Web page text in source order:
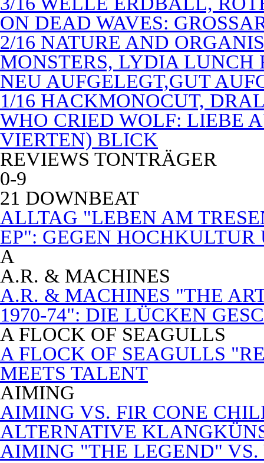
ON DEAD WAVES:
2/16 NATURE AND
MONSTERS, LYDIA LUNCH
NEU AUFGELEGT,GUT
1/16 HACKMONOCUT,
WHO CRIED WOLF: LIEBE
VIERTEN) BLICK
REVIEWS TONTRÄGER
0-9
21 DOWNBEAT
ALLTAG "LEBEN AM
EP": GEGEN
A
A.R. & MACHINES
A.R. & MACHINES "THE
1970-74": DIE LÜCKEN
A FLOCK OF SEAGULLS
A FLOCK OF SEAGULLS
MEETS TALENT
AIMING
AIMING VS. FIR CONE
ALTERNATIVE
AIMING "THE LEGEND"